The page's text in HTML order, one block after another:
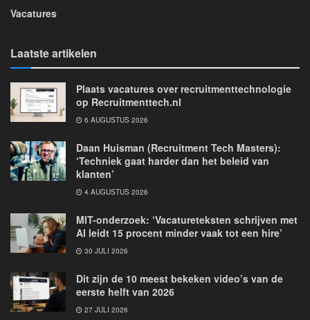
Vacatures
Laatste artikelen
Plaats vacatures over recruitmenttechnologie
op Recruitmenttech.nl
6 AUGUSTUS 2026
Daan Huisman (Recruitment Tech Masters):
‘Techniek gaat harder dan het beleid van
klanten’
4 AUGUSTUS 2026
MIT-onderzoek: ‘Vacatureteksten schrijven met
AI leidt 15 procent minder vaak tot een hire’
30 JULI 2026
Dit zijn de 10 meest bekeken video’s van de
eerste helft van 2026
27 JULI 2026